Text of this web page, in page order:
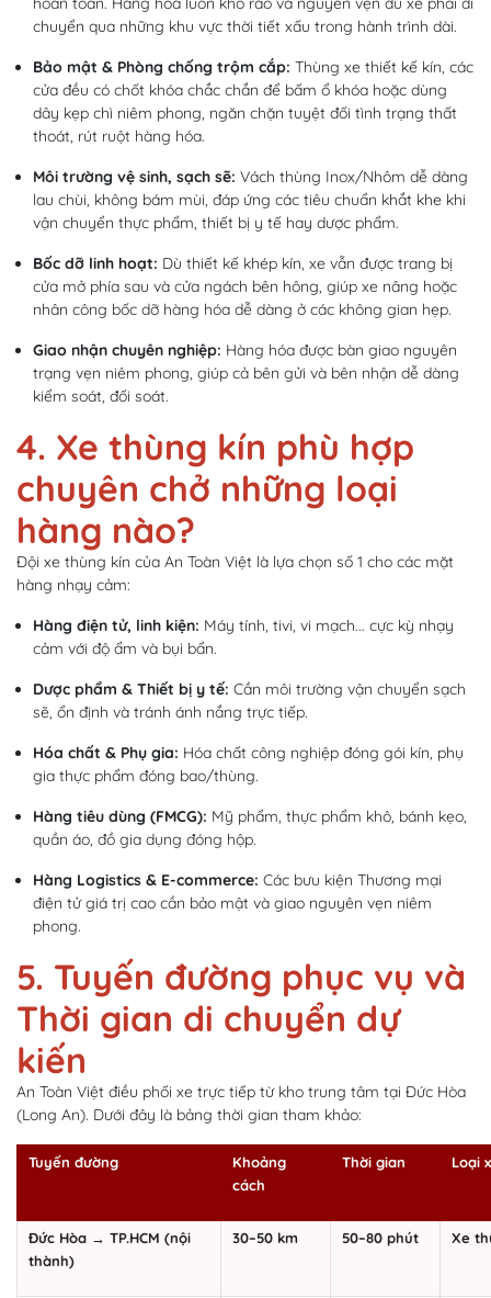
chuyển qua những khu vực thời tiết xấu trong hành trình dài.
Bảo mật & Phòng chống trộm cắp: Thùng xe thiết kế kín, các
cửa đều có chốt khóa chắc chắn để bấm ổ khóa hoặc dùng
dây kẹp chì niêm phong, ngăn chặn tuyệt đối tình trạng thất
thoát, rút ruột hàng hóa.
Môi trường vệ sinh, sạch sẽ: Vách thùng Inox/Nhôm dễ dàng
lau chùi, không bám mùi, đáp ứng các tiêu chuẩn khắt khe khi
vận chuyển thực phẩm, thiết bị y tế hay dược phẩm.
Bốc dỡ linh hoạt: Dù thiết kế khép kín, xe vẫn được trang bị
cửa mở phía sau và cửa ngách bên hông, giúp xe nâng hoặc
nhân công bốc dỡ hàng hóa dễ dàng ở các không gian hẹp.
Giao nhận chuyên nghiệp: Hàng hóa được bàn giao nguyên
trạng vẹn niêm phong, giúp cả bên gửi và bên nhận dễ dàng
kiểm soát, đối soát.
4. Xe thùng kín phù hợp
chuyên chở những loại
hàng nào?
Đội xe thùng kín của An Toàn Việt là lựa chọn số 1 cho các mặt
hàng nhạy cảm:
Hàng điện tử, linh kiện: Máy tính, tivi, vi mạch... cực kỳ nhạy
cảm với độ ẩm và bụi bẩn.
Dược phẩm & Thiết bị y tế: Cần môi trường vận chuyển sạch
sẽ, ổn định và tránh ánh nắng trực tiếp.
Hóa chất & Phụ gia: Hóa chất công nghiệp đóng gói kín, phụ
gia thực phẩm đóng bao/thùng.
Hàng tiêu dùng (FMCG): Mỹ phẩm, thực phẩm khô, bánh kẹo,
quần áo, đồ gia dụng đóng hộp.
Hàng Logistics & E-commerce: Các bưu kiện Thương mại
điện tử giá trị cao cần bảo mật và giao nguyên vẹn niêm
phong.
5. Tuyến đường phục vụ và
Thời gian di chuyển dự
kiến
An Toàn Việt điều phối xe trực tiếp từ kho trung tâm tại Đức Hòa
(Long An). Dưới đây là bảng thời gian tham khảo:
Tuyến đường
Khoảng
cách
Thời gian Loại
Đức Hòa → TP.HCM (nội
thành)
30–50 km 50–80 phút Xe